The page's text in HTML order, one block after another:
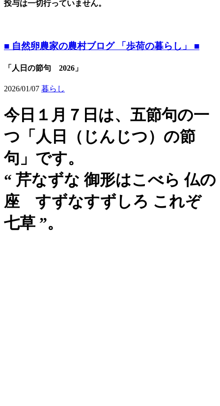
投与は一切行っていません。
■ 自然卵農家の農村ブログ 「歩荷の暮らし」 ■
「人日の節句 2026」
2026/01/07 暮らし
今日１月７日は、五節句の一
つ「人日（じんじつ）の節
句」です。
“ 芹なずな 御形はこべら 仏の
座 すずなすずしろ これぞ
七草 ”。